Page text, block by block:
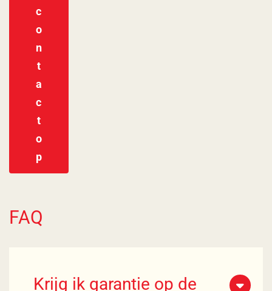
c
o
n
t
a
c
t
o
p
FAQ
Krijg ik garantie op de